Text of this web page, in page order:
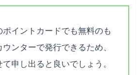
ポイントカードでも無料のも
ンターで発行できるため、
申し出ると良いでしょう。